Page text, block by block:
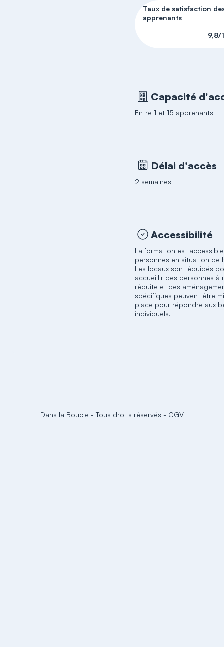
Taux de satisfaction
apprenants
9,8/
Capacité
Entre 1 et 15 apprenants
Délai d'accès
2 semaines
Accessibilité
La formation est
personnes en situation de
Les locaux sont équipés
accueillir des personnes à
réduite et des
spécifiques peuvent être
place pour répondre aux
individuels.
Dans la Boucle - Tous droits réservés - CGV